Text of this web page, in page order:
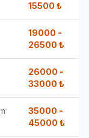
15500 ₺
19000 -
26500 ₺
26000 -
33000 ₺
35000 -
45000 ₺